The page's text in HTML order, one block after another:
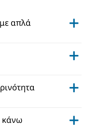
απλά
κάνω